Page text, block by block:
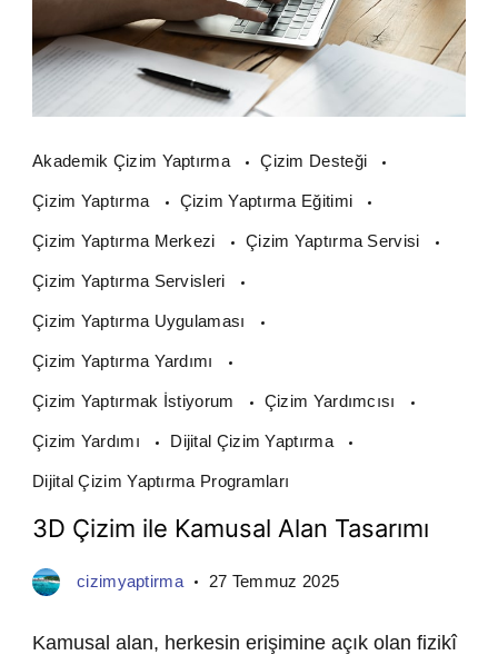
Akademik Çizim Yaptırma Çizim Desteği
Çizim Yaptırma Çizim Yaptırma Eğitimi
Çizim Yaptırma Merkezi Çizim Yaptırma Servisi
Çizim Yaptırma Servisleri
Çizim Yaptırma Uygulaması
Çizim Yaptırma Yardımı
Çizim Yaptırmak İstiyorum Çizim Yardımcısı
Çizim Yardımı Dijital Çizim Yaptırma
Dijital Çizim Yaptırma Programları
3D Çizim ile Kamusal Alan Tasarımı
cizimyaptirma 27 Temmuz 2025
Kamusal alan, herkesin erişimine açık olan fizikî